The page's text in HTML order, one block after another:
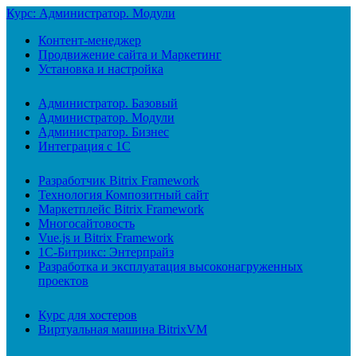
Курс: Администратор. Модули
Контент-менеджер
Продвижение сайта и Маркетинг
Установка и настройка
Администратор. Базовый
Администратор. Модули
Администратор. Бизнес
Интеграция с 1С
Разработчик Bitrix Framework
Технология Композитный сайт
Маркетплейс Bitrix Framework
Многосайтовость
Vue.js и Bitrix Framework
1С-Битрикс: Энтерпрайз
Разработка и эксплуатация высоконагруженных
проектов
Курс для хостеров
Виртуальная машина BitrixVM